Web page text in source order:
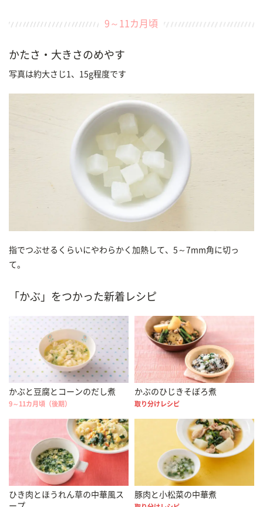
9～11カ月頃
かたさ・大きさのめやす
写真は約大さじ1、15g程度です
指でつぶせるくらいにやわらかく加熱して、5～7mm角に切っ
て。
「かぶ」をつかった新着レシピ
かぶと豆腐とコーンのだし煮
9～11カ月頃（後期）
かぶのひじきそぼろ煮
取り分けレシピ
ひき肉とほうれん草の中華風ス
豚肉と小松菜の中華煮